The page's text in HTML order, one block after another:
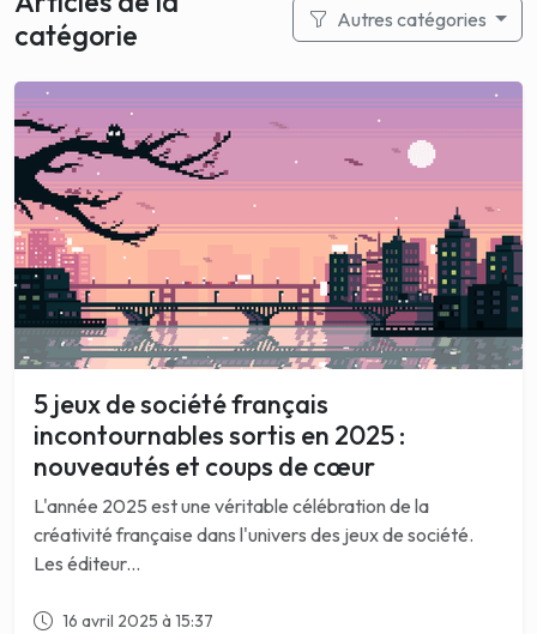
catégorie
Autres catégories
5 jeux de société français
incontournables sortis en 2025 :
nouveautés et coups de cœur
L'année 2025 est une véritable célébration de la
créativité française dans l'univers des jeux de société.
Les éditeur...
16 avril 2025 à 15:37